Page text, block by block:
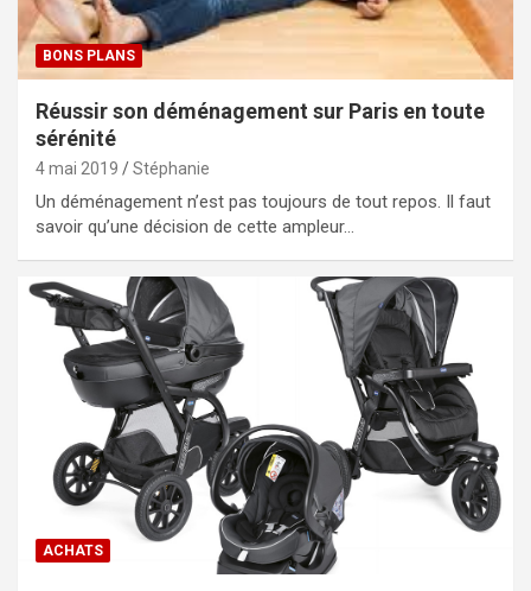
BONS PLANS
Réussir son déménagement sur Paris en toute
sérénité
4 mai 2019 Stéphanie
Un déménagement n’est pas toujours de tout repos. Il faut
savoir qu’une décision de cette ampleur…
ACHATS